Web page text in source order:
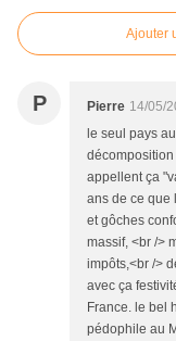
Ajouter
P Pierre 14/05/
le seul pays
appellent ça
ans de ce que
et gôches
massif, <br />
impôts,<br />
avec ça
France. le bel
pédophile au